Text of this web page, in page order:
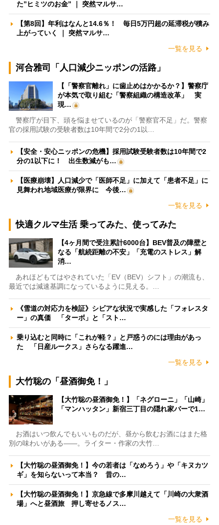
た”ヒミツのお金” ｜ 突然マルサ…
【第8回】年利はなんと14.6％！ 毎日5万円超の延滞税が積み
上がっていく ｜ 突然マルサ…
一覧を見る
河合雅司「人口減少ニッポンの活路」
【「警察官離れ」に歯止めはかかるか？】警察庁
が本気で取り組む「警察組織の構造改革」 実
現…
警察庁が目下、頭を悩ませているのが「警察官不足」だ。警察
官の採用試験の受験者数は10年間で2分の1以…
【安全・安心ニッポンの危機】採用試験受験者数は10年間で2
分の1以下に！ 出生数減がも…
【医療崩壊】人口減少で「医師不足」に加えて「患者不足」に
見舞われ地域医療が限界に 今後…
一覧を見る
快適クルマ生活 乗ってみた、使ってみた
【4ヶ月間で受注累計6000台】BEV普及の障壁と
なる「航続距離の不安」「充電のストレス」解
消…
あれほどもてはやされていた「EV（BEV）シフト」の潮流も、
最近では減速基調になっているように見える。…
《雪道の対応力を検証》シビアな状況で実感した「フォレスタ
ー」の真価 「ターボ」と「スト…
乗り込むと同時に「これが軽？」と戸惑うのには理由があっ
た 「日産ルークス」さらなる躍進…
一覧を見る
大竹聡の「昼酒御免！」
【大竹聡の昼酒御免！】「ネグローニ」「山崎」
「マンハッタン」新宿三丁目の隠れ家バーで1…
お酒はいつ飲んでもいいものだが、昼から飲むお酒にはまた格
別の味わいがある――。ライター・作家の大竹…
【大竹聡の昼酒御免！】今の若者は「なめろう」や「キヌカツ
ギ」を知らないって本当？ 昔の…
【大竹聡の昼酒御免！】京急線で多摩川越えて「川崎の大衆酒
場」へと昼酒旅 押し寄せるノス…
一覧を見る